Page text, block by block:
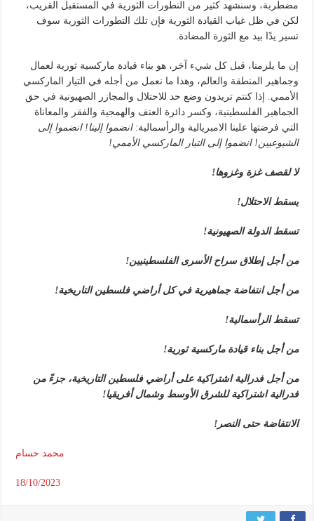
مضطربة، وسنشهد كثير من التطورات الثورية في المستقبل القريب،
لكن في ظل غياب القيادة الثورية فإن تلك التطورات الثورية سوف
تسير يدًا بيد مع الثورة المضادة.
إن ما يلزمنا، قبل كل شيء آخر، هو بناء قيادة ماركسية ثورية لعمال
وجماهير المنطقة والعالم، وهذا ما نعمل من أجله في التيار الماركسي
الأممي. إذا كنتم تريدون وضع حد للاحتلال والمجازر الصهيونية في حق
الجماهير الفلسطينية، وكسر دائرة العنف والهمجية والفقر والمعاناة
التي فرضتها علينا الامبريالية والرأسمالية:انضموا إلينا! انضموا إلى
الشيوعيين! انضموا إلى التيار الماركسي الأممي!
لا لقصف غزة وغزوها!
يسقط الاحتلال!
تسقط الدولة الصهيونية!
من أجل إطلاق سراح الأسرى الفلسطينيين!
من أجل انتفاضة جماهيرية في كل أراضي فلسطين التاريخية!
تسقط الرأسمالية!
من أجل بناء قيادة ماركسية ثورية!
من أجل فدرالية اشتراكية على أراضي فلسطين التاريخية، جزءً من
فدرالية اشتراكية للشرق الأوسط وشمال أفريقيا!
الانتفاضة حتى النصر!
محمد حسام
18/10/2023